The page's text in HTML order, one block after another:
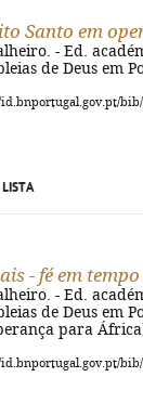
Santo em
- Ed.
de Deus em
- fé em
- Ed.
de Deus em
para